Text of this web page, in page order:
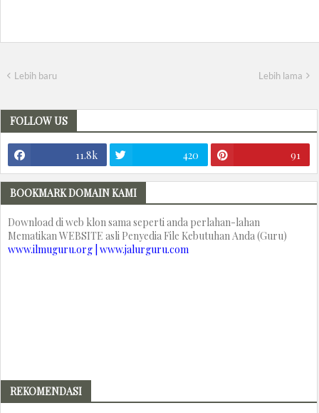
Lebih baru Lebih lama
FOLLOW US
11.8k 420 91
BOOKMARK DOMAIN KAMI
Download di web klon sama seperti anda perlahan-lahan
Mematikan WEBSITE asli Penyedia File Kebutuhan Anda (Guru)
www.ilmuguru.org | www.jalurguru.com
REKOMENDASI